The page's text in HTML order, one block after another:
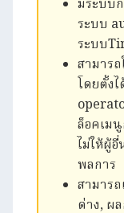
มีระบบ
ระบบ
ระบบ
สามาร
โดยตั้ง
ล็อคเม
ไม่ให้ผู้
พลการ
สามาร
ด่าง, ผ